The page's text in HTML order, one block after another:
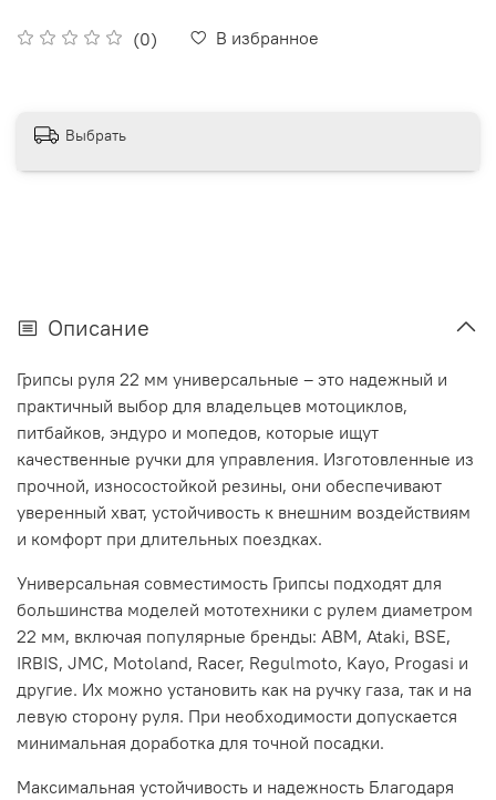
(0) В избранное
Выбрать
Описание
Грипсы руля 22 мм универсальные – это надежный и
практичный выбор для владельцев мотоциклов,
питбайков, эндуро и мопедов, которые ищут
качественные ручки для управления. Изготовленные из
прочной, износостойкой резины, они обеспечивают
уверенный хват, устойчивость к внешним воздействиям
и комфорт при длительных поездках.
Универсальная совместимость Грипсы подходят для
большинства моделей мототехники с рулем диаметром
22 мм, включая популярные бренды: ABM, Ataki, BSE,
IRBIS, JMC, Motoland, Racer, Regulmoto, Kayo, Progasi и
другие. Их можно установить как на ручку газа, так и на
левую сторону руля. При необходимости допускается
минимальная доработка для точной посадки.
Максимальная устойчивость и надежность Благодаря